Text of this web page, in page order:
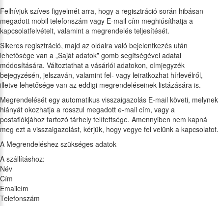
Felhívjuk szíves figyelmét arra, hogy a regisztráció során hibásan
megadott mobil telefonszám vagy E-mail cím meghiúsíthatja a
kapcsolatfelvételt, valamint a megrendelés teljesítését.
Sikeres regisztráció, majd az oldalra való bejelentkezés után
lehetősége van a „Saját adatok” gomb segítségével adatai
módosítására. Változtathat a vásárlói adatokon, címjegyzék
bejegyzésén, jelszaván, valamint fel- vagy leiratkozhat hírlevélről,
illetve lehetősége van az eddigi megrendeléseinek listázására is.
Megrendelését egy automatikus visszaigazolás E-mail követi, melynek
hiányát okozhatja a rosszul megadott e-mail cím, vagy a
postafiókjához tartozó tárhely telítettsége. Amennyiben nem kapná
meg ezt a visszaigazolást, kérjük, hogy vegye fel velünk a kapcsolatot.
A Megrendeléshez szükséges adatok
A szállításhoz:
Név
Cím
Emailcím
Telefonszám